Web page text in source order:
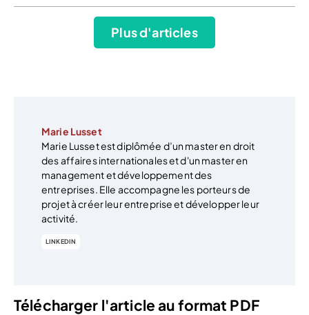
Plus d'articles
Marie Lusset
Marie Lusset est diplômée d’un master en droit
des affaires internationales et d'un master en
management et développement des
entreprises. Elle accompagne les porteurs de
projet à créer leur entreprise et développer leur
activité.
LINKEDIN
Télécharger l'article au format PDF